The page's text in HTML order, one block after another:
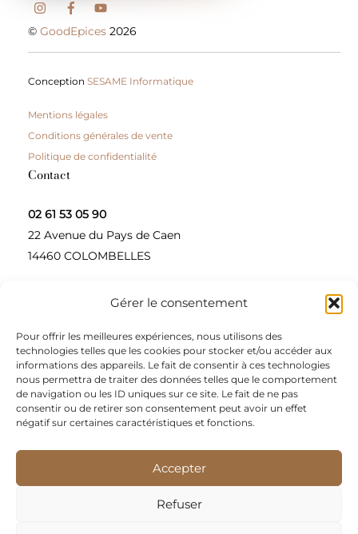
Gérer le consentement
Pour offrir les meilleures expériences, nous utilisons des
technologies telles que les cookies pour stocker et/ou accéder aux
informations des appareils. Le fait de consentir à ces technologies
nous permettra de traiter des données telles que le comportement
de navigation ou les ID uniques sur ce site. Le fait de ne pas
consentir ou de retirer son consentement peut avoir un effet
négatif sur certaines caractéristiques et fonctions.
Accepter
Refuser
©GoodEpices 2026
ConceptionSESAME Informatique
Mentions légales
Conditions générales de vente
Politique de confidentialité
Contact
02 61 53 05 90
22 Avenue du Pays de Caen
14460 COLOMBELLES
Contactez-nous
A propos
Une entreprise à taille humaine, concepteur et
fournisseur de produits alimentaires et d’épices pour
les restaurateurs, dont le siège social est à Colombelles
Nous sommes apporteurs d’idées, de solutions, et
répondons présents pour les demandes spécifiques des